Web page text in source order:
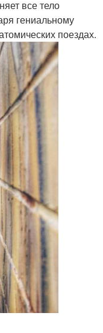
все тело
гениальному
поездах.